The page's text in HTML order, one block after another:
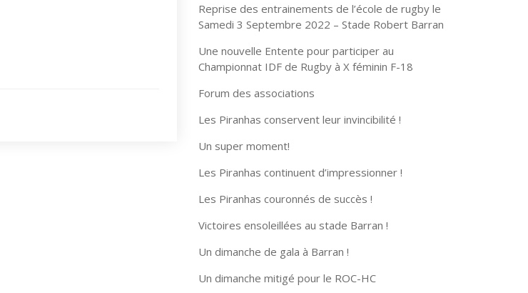
Reprise des entrainements de l’école de rugby le
Samedi 3 Septembre 2022 – Stade Robert Barran
Une nouvelle Entente pour participer au
Championnat IDF de Rugby à X féminin F-18
Forum des associations
Les Piranhas conservent leur invincibilité !
Un super moment!
Les Piranhas continuent d’impressionner !
Les Piranhas couronnés de succès !
Victoires ensoleillées au stade Barran !
Un dimanche de gala à Barran !
Un dimanche mitigé pour le ROC-HC